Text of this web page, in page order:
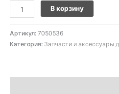
В корзину
Артикул: 7050536
Категория: Запчасти и аксессуары